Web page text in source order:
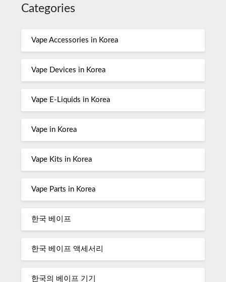
Categories
Vape Accessories in Korea
Vape Devices in Korea
Vape E-Liquids in Korea
Vape in Korea
Vape Kits in Korea
Vape Parts in Korea
한국 베이프
한국 베이프 액세서리
한국의 베이프 기기